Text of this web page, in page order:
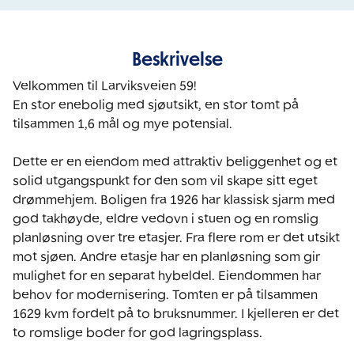
Beskrivelse
Velkommen til Larviksveien 59!
En stor enebolig med sjøutsikt, en stor tomt på
tilsammen 1,6 mål og mye potensial.
Dette er en eiendom med attraktiv beliggenhet og et
solid utgangspunkt for den som vil skape sitt eget
drømmehjem. Boligen fra 1926 har klassisk sjarm med
god takhøyde, eldre vedovn i stuen og en romslig
planløsning over tre etasjer. Fra flere rom er det utsikt
mot sjøen. Andre etasje har en planløsning som gir
mulighet for en separat hybeldel. Eiendommen har
behov for modernisering. Tomten er på tilsammen
1629 kvm fordelt på to bruksnummer. I kjelleren er det
to romslige boder for god lagringsplass.